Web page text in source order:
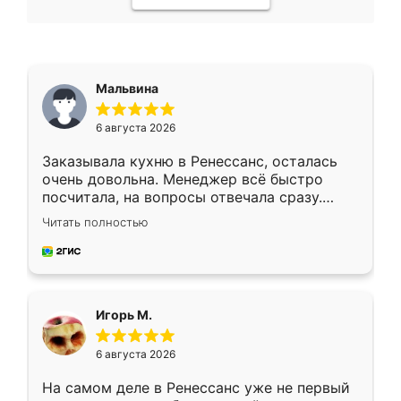
Мальвина
6 августа 2026
Заказывала кухню в Ренессанс, осталась
очень довольна. Менеджер всё быстро
посчитала, на вопросы отвечала сразу.
Замерщик приехал в субботу, подошёл к
делу со всей ответственностью. Собрали
за день, ребята работали аккуратно, даже
Читать полностью
Игорь М.
6 августа 2026
На самом деле в Ренессанс уже не первый